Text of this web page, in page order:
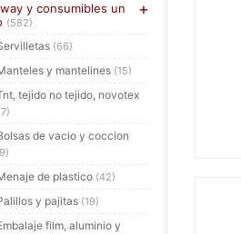
y consumibles un
(582)
(66)
y mantelines (15)
tejido no tejido, novotex
de vacio y coccion
de plastico (42)
y pajitas (19)
film, aluminio y